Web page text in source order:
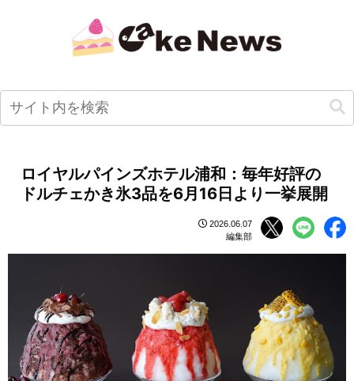
ロイヤルパインズホテル浦和：毎年好評の
ドルチェかき氷3品を6月16日より一挙展開
2026.06.07
編集部